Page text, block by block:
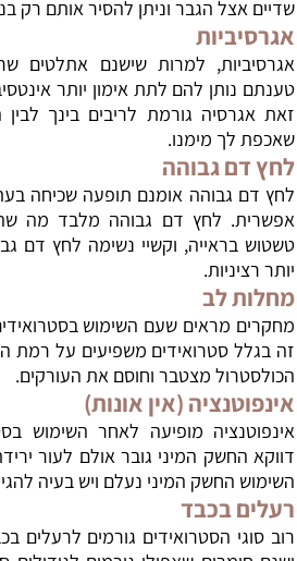
שדיים אצל הגבר וניתן להסיר אותם רק
אגרסיביות
אגרסיביות, למרות שישנם אתלטים
טענתם נותן להם לתת אימון יותר
זאת אגרסיה גורמת לריבים בינך
שאכפת לך מימנו.
לחץ דם גבוהה
לחץ דם גבוהה אומנם תופעה שכיחה
אפשרית. לחץ דם גבוהה מלבד מה
טשטוש בראייה, וקשיי נשימה לחץ דם
יותר רציניות.
מחלות לב
מחקרים מראים שעם השימוש
זה בגלל סטרואידים משפיעים על רמת
הכולסטרול מצטבר וחוסם את העורקים.
אינפוטנציה (אין אונות)
אינפוטנציה מופיעה לאחר השימוש
דווקא החשק המיני גובר אולם לעור
השימוש החשק המיני נעלם ויש בעיה
רעלים בכבד
רוב סוגי הסטרואידים גורמים לרעלים